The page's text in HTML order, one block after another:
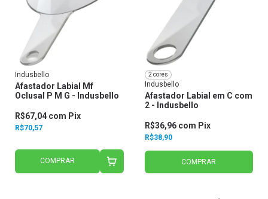
Indusbello
Afastador Labial Mf
Oclusal P M G - Indusbello
R$70,57
R$67,04 com Pix
COMPRAR
2 cores
Indusbello
Afastador Labial em C com
2 - Indusbello
R$38,90
R$36,96 com Pix
COMPRAR